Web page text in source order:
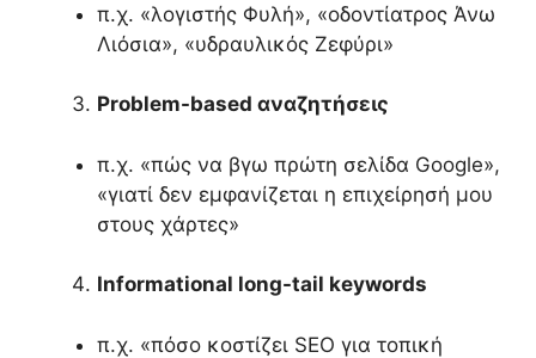
π.χ. «λογιστής Φυλή», «οδοντίατρος Άνω
Λιόσια», «υδραυλικός Ζεφύρι»
Problem-based αναζητήσεις
π.χ. «πώς να βγω πρώτη σελίδα Google»,
«γιατί δεν εμφανίζεται η επιχείρησή μου
στους χάρτες»
Informational long-tail keywords
π.χ. «πόσο κοστίζει SEO για τοπική